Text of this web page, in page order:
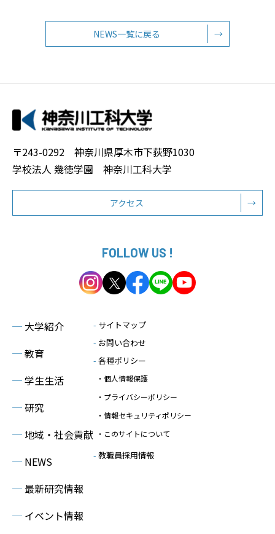
NEWS一覧に戻る →
〒243-0292 神奈川県厚木市下荻野1030
学校法人 幾徳学園 神奈川工科大学
アクセス →
FOLLOW US !
─ 大学紹介
─教育
─学生生活
─研究
─地域・社会貢献
─ NEWS
─ 最新研究情報
─ イベント情報
- サイトマップ
- お問い合わせ
- 各種ポリシー
・個人情報保護
・プライバシーポリシー
・情報セキュリティポリシー
・このサイトについて
- 教職員採用情報